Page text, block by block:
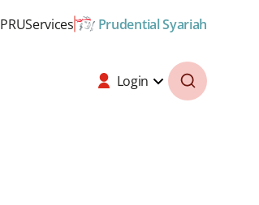
PRUServices Prudential Syariah
Login